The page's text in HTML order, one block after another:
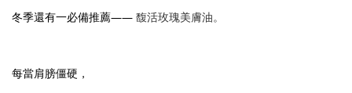
冬季還有一必備推薦—— 馥活玫瑰美膚油。
每當肩膀僵硬，